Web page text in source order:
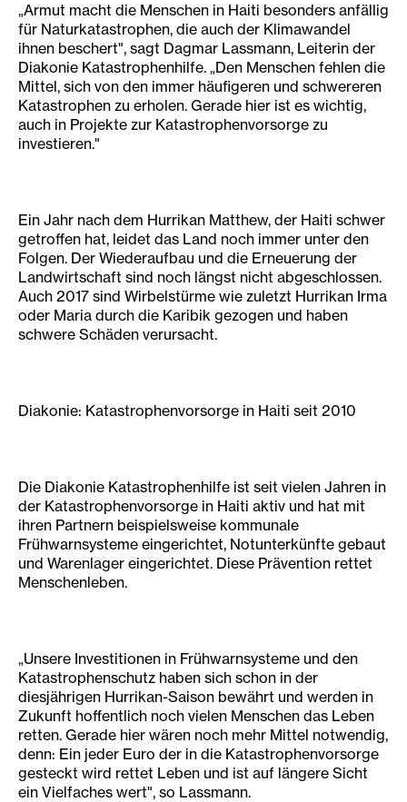
„Armut macht die Menschen in Haiti besonders anfällig
für Naturkatastrophen, die auch der Klimawandel
ihnen beschert", sagt Dagmar Lassmann, Leiterin der
Diakonie Katastrophenhilfe. „Den Menschen fehlen die
Mittel, sich von den immer häufigeren und schwereren
Katastrophen zu erholen. Gerade hier ist es wichtig,
auch in Projekte zur Katastrophenvorsorge zu
investieren."
Ein Jahr nach dem Hurrikan Matthew, der Haiti schwer
getroffen hat, leidet das Land noch immer unter den
Folgen. Der Wiederaufbau und die Erneuerung der
Landwirtschaft sind noch längst nicht abgeschlossen.
Auch 2017 sind Wirbelstürme wie zuletzt Hurrikan Irma
oder Maria durch die Karibik gezogen und haben
schwere Schäden verursacht.
Diakonie: Katastrophenvorsorge in Haiti seit 2010
Die Diakonie Katastrophenhilfe ist seit vielen Jahren in
der Katastrophenvorsorge in Haiti aktiv und hat mit
ihren Partnern beispielsweise kommunale
Frühwarnsysteme eingerichtet, Notunterkünfte gebaut
und Warenlager eingerichtet. Diese Prävention rettet
Menschenleben.
„Unsere Investitionen in Frühwarnsysteme und den
Katastrophenschutz haben sich schon in der
diesjährigen Hurrikan-Saison bewährt und werden in
Zukunft hoffentlich noch vielen Menschen das Leben
retten. Gerade hier wären noch mehr Mittel notwendig,
denn: Ein jeder Euro der in die Katastrophenvorsorge
gesteckt wird rettet Leben und ist auf längere Sicht
ein Vielfaches wert", so Lassmann.